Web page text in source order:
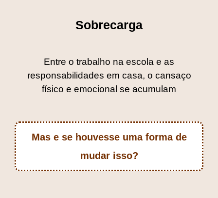
Sobrecarga
Entre o trabalho na escola e as
responsabilidades em casa, o cansaço
físico e emocional se acumulam
Mas e se houvesse uma forma de
mudar isso?